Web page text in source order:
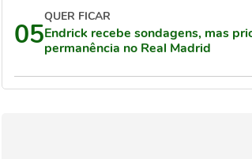
05
QUER FICAR
Endrick recebe sondagens, mas
permanência no Real Madrid